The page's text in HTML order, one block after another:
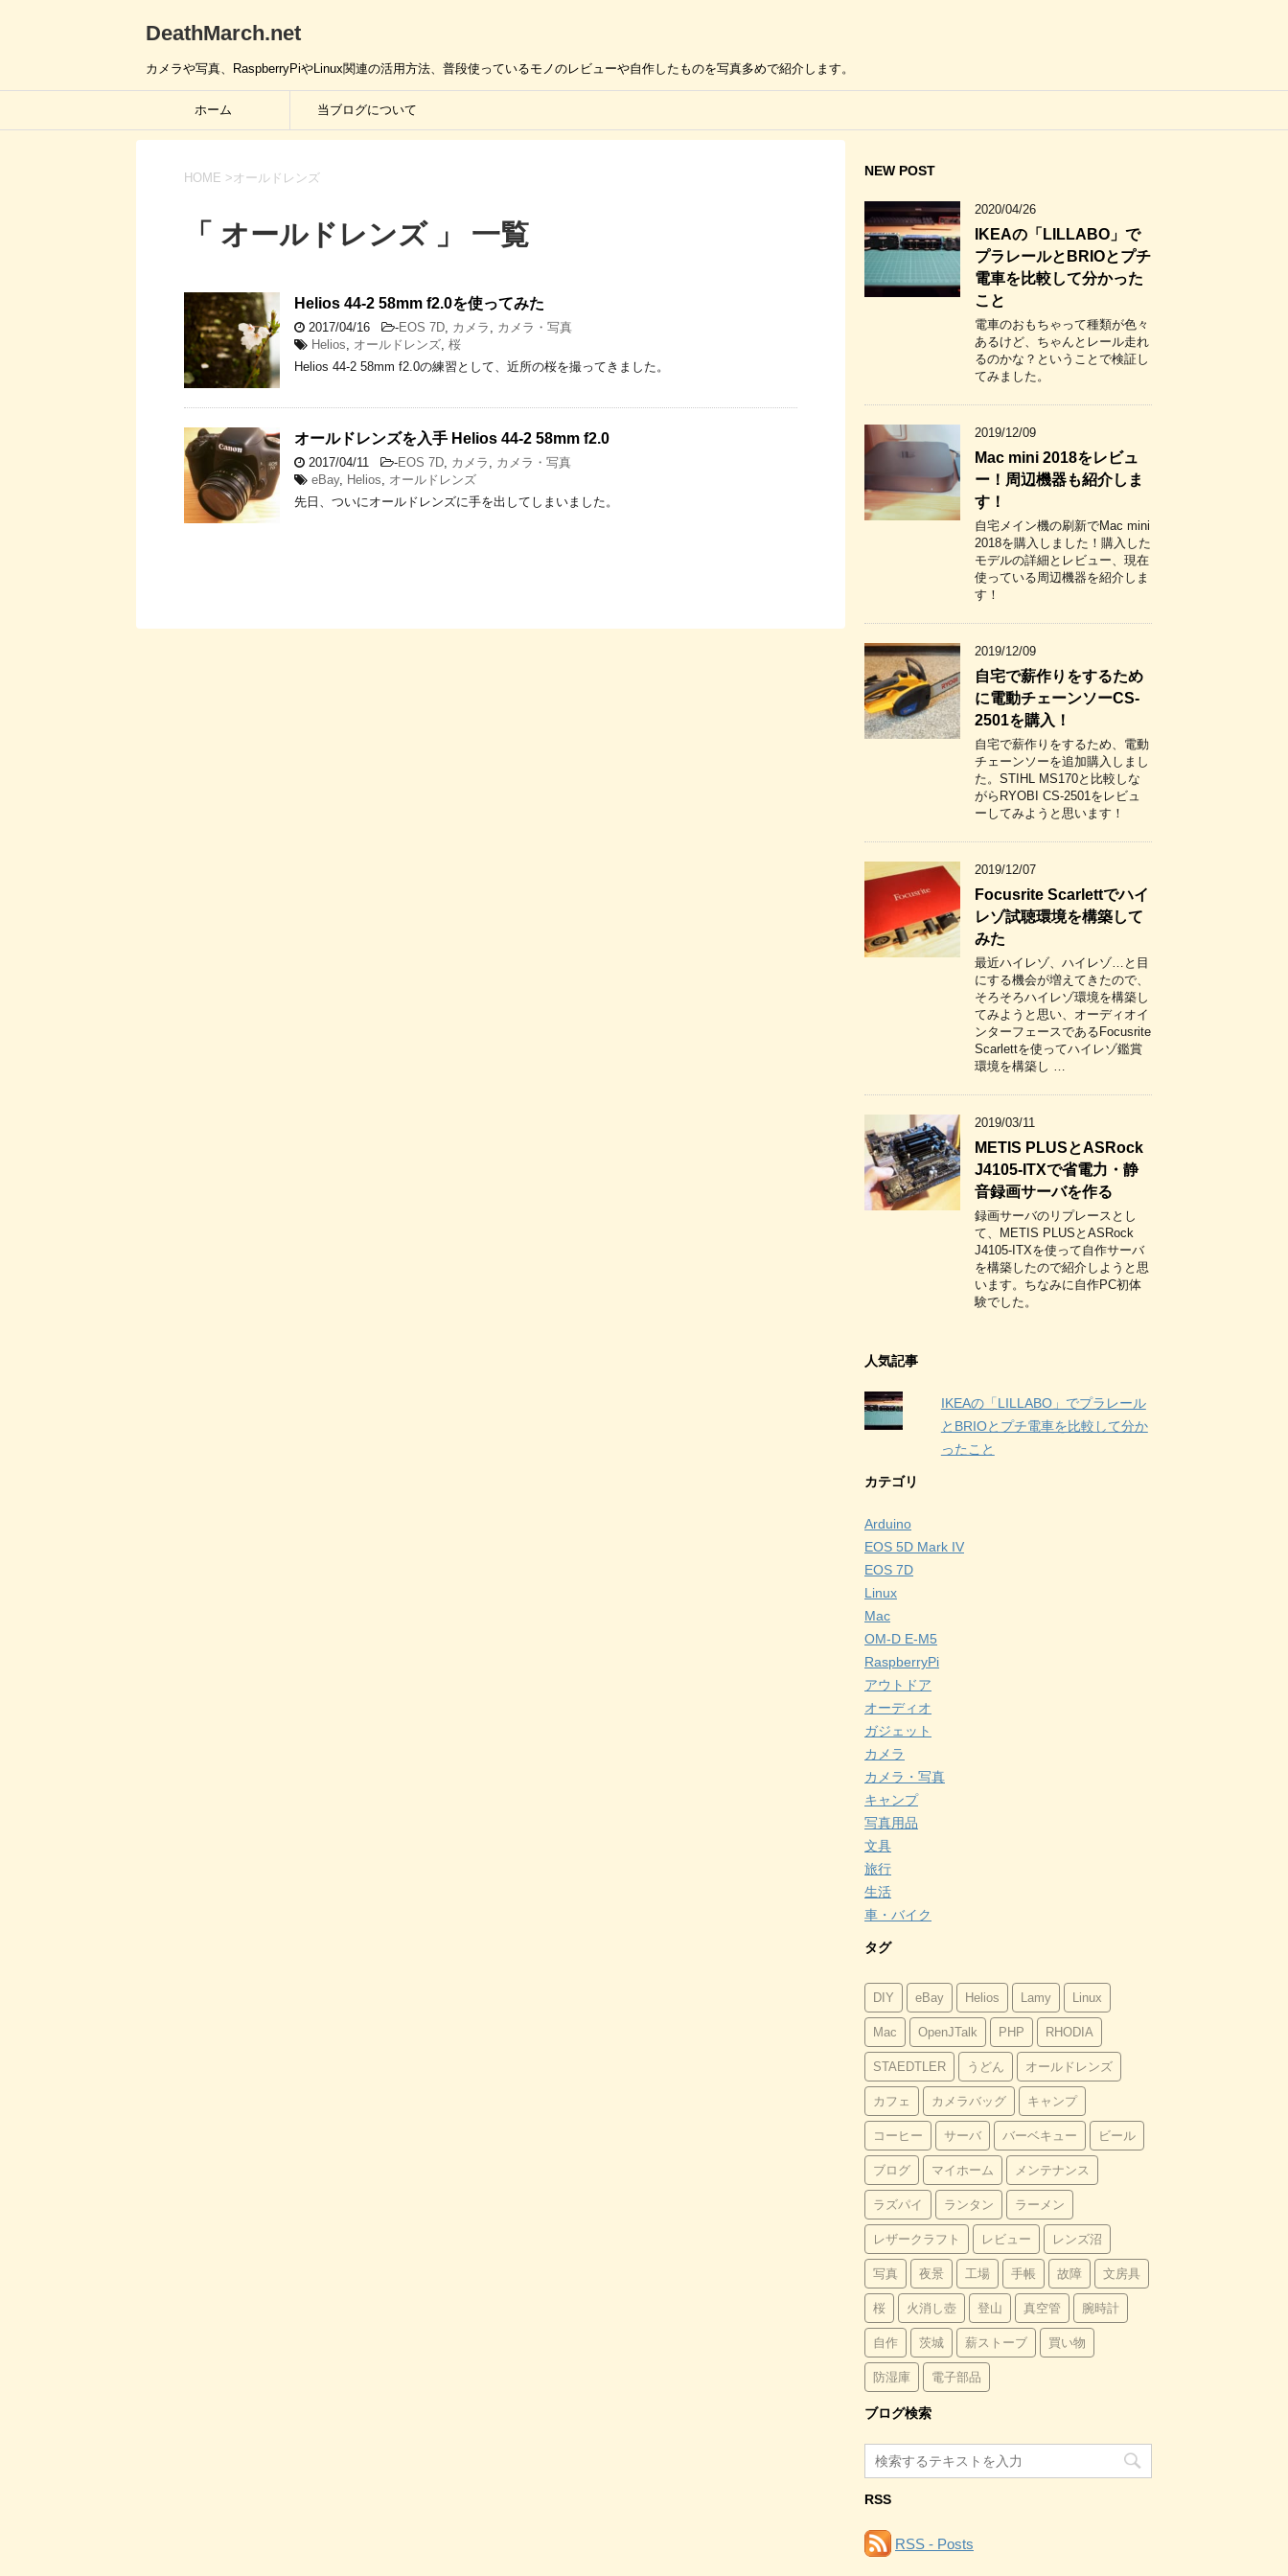
DeathMarch.net
カメラや写真、RaspberryPiやLinux関連の活用方法、普段使っているモノのレビューや自作したものを写真多めで紹介します。
ホーム 当ブログについて
HOME >オールドレンズ
「 オールドレンズ 」 一覧
Helios 44-2 58mm f2.0を使ってみた
2017/04/16 -EOS 7D, カメラ , カメラ・写真
Helios, オールドレンズ, 桜
Helios 44-2 58mm f2.0の練習として、近所の桜を撮ってきました。
オールドレンズを入手 Helios 44-2 58mm f2.0
2017/04/11 -EOS 7D, カメラ , カメラ・写真
eBay, Helios, オールドレンズ
先日、ついにオールドレンズに手を出してしまいました。
NEW POST
2020/04/26
IKEAの「LILLABO」で
プラレールとBRIOとプチ
電車を比較して分かった
こと
電車のおもちゃって種類が色々
あるけど、ちゃんとレール走れ
るのかな？ということで検証し
てみました。
2019/12/09
Mac mini 2018をレビュ
ー！周辺機器も紹介しま
す！
自宅メイン機の刷新でMac mini
2018を購入しました！購入した
モデルの詳細とレビュー、現在
使っている周辺機器を紹介しま
す！
2019/12/09
自宅で薪作りをするため
に電動チェーンソーCS-
2501を購入！
自宅で薪作りをするため、電動
チェーンソーを追加購入しまし
た。STIHL MS170と比較しな
がらRYOBI CS-2501をレビュ
ーしてみようと思います！
2019/12/07
Focusrite Scarlettでハイ
レゾ試聴環境を構築して
みた
最近ハイレゾ、ハイレゾ…と目
にする機会が増えてきたので、
そろそろハイレゾ環境を構築し
てみようと思い、オーディオイ
ンターフェースであるFocusrite
Scarlettを使ってハイレゾ鑑賞
環境を構築し …
2019/03/11
METIS PLUSとASRock
J4105-ITXで省電力・静
音録画サーバを作る
録画サーバのリプレースとし
て、METIS PLUSとASRock
J4105-ITXを使って自作サーバ
を構築したので紹介しようと思
います。ちなみに自作PC初体
験でした。
人気記事
IKEAの「LILLABO」でプラレール
とBRIOとプチ電車を比較して分か
ったこと
カテゴリ
Arduino
EOS 5D Mark IV
EOS 7D
Linux
Mac
OM-D E-M5
RaspberryPi
アウトドア
オーディオ
ガジェット
カメラ
カメラ・写真
キャンプ
写真用品
文具
旅行
生活
車・バイク
タグ
DIY eBay Helios Lamy Linux
Mac OpenJTalk PHP RHODIA
STAEDTLER うどん オールドレンズ
カフェ カメラバッグ キャンプ
コーヒー サーバ バーベキュー ビール
ブログ マイホーム メンテナンス
ラズパイ ランタン ラーメン
レザークラフト レビュー レンズ沼
写真 夜景 工場 手帳 故障 文房具
桜 火消し壺 登山 真空管 腕時計
自作 茨城 薪ストーブ 買い物
防湿庫 電子部品
ブログ検索
RSS
RSS - Posts